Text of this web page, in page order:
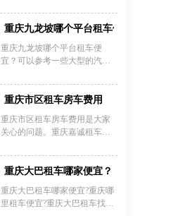
天，中巴车1000元/天，大巴车
1300元/天。选择正规租车公司
比高。若想深入了解重庆本地
租车价格表一览及其他车型详
情，可拨打 023 - 45616290 咨
车辆、便捷的租车流程以及贴
心的服务，无论是家庭周末出
能让
租价700-1000元一天，配置丰富
保险齐全，欲租从速，更多优
兴趣的朋友可以到办公楼详谈
或咨询，租车咨询电话：023-
重庆九龙坡哪个平台租车便宜？
重庆九龙坡哪个平台租车便
宜？可以参考一些大型的汽车
服询问会更加详细，以下是重
庆租车公司的租车价格表，大
重庆市区租车房车费用
重庆市区租车房车费用是大家
关心的问题。重庆嘉诚租车公
多种选择。B 型房车日租约 800
- 1200 元，车内设施可满足基本
房车日租 1300 - 1800 元，空间
更宽敞，居住更舒适，可容纳 3
重庆大巴租车哪家便宜？
重庆大巴租车哪家便宜?重庆哪
里租车便宜?重庆大巴租车找专